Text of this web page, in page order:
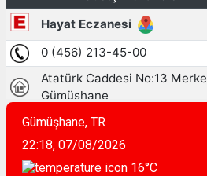
Gümüşhane, TR
22:18, 07/08/2026
16°C